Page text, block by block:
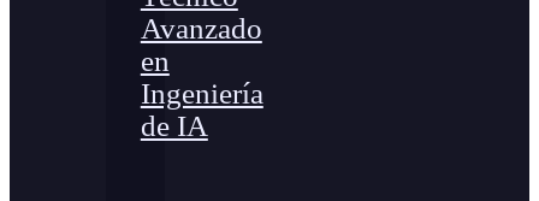
Avanzado
en
Ingeniería
de IA